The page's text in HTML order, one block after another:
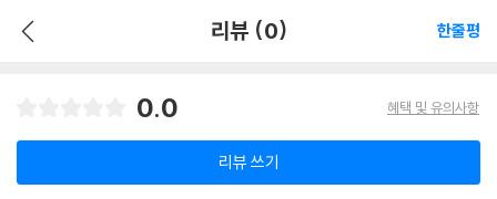
리뷰 (0) 한줄평
0.0 혜택 및 유의사항
리뷰 쓰기